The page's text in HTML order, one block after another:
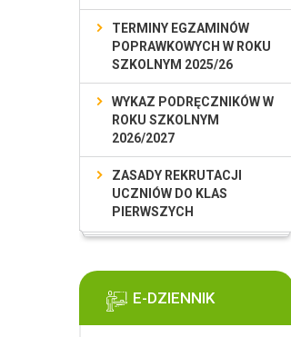
TERMINY EGZAMINÓW
POPRAWKOWYCH W ROKU
SZKOLNYM 2025/26
WYKAZ PODRĘCZNIKÓW W
ROKU SZKOLNYM
2026/2027
ZASADY REKRUTACJI
UCZNIÓW DO KLAS
PIERWSZYCH
E-DZIENNIK